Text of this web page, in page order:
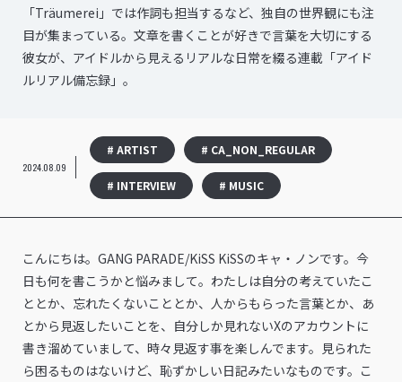
「Träumerei」では作詞も担当するなど、独自の世界観にも注
目が集まっている。文章を書くことが好きで言葉を大切にする
彼女が、アイドルから見えるリアルな日常を綴る連載「アイド
ルリアル備忘録」。
2024.08.09
# ARTIST # CA_NON_REGULAR
# INTERVIEW # MUSIC
こんにちは。GANG PARADE/KiSS KiSSのキャ・ノンです。今
日も何を書こうかと悩みまして。わたしは自分の考えていたこ
ととか、忘れたくないこととか、人からもらった言葉とか、あ
とから見返したいことを、自分しか見れないXのアカウントに
書き溜めていまして、時々見返す事を楽しんでます。見られた
ら困るものはないけど、恥ずかしい日記みたいなものです。こ